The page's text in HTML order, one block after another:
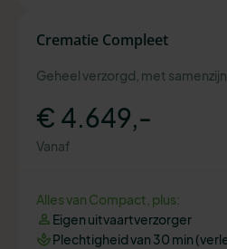
Crematie Compleet
Geheel verzorgd, met
€ 4.649,-
Vanaf
Alles van Compact, plus:
Eigen uitvaartverzorger
Plechtigheid van 30 min